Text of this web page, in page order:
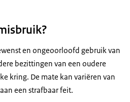
en ongeoorloofd gebruik van
bezittingen van een oudere
kring. De mate kan variëren van
een strafbaar feit.